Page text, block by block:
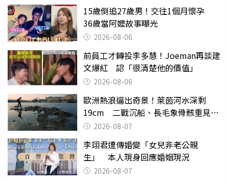
15歲倒追27歲男！交往1個月懷孕
36歲當阿嬤故事曝光
2026-08-06
前員工才轉投李多慧！Joeman再談建
文爆紅 認「很清楚他的價值」
2026-08-06
歐洲熱浪逼出奇景！萊茵河水深剩
19cm 二戰沉船、長毛象骨骸重見天
日 2026-08-07
李翊君遭傳婚變「女兒非老公親
生」 本人現身回應婚姻現況
2026-08-07